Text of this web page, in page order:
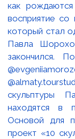
как
восприятие
который стал
Павла
закончился.
скульптуры
находятся в
Основой для
проект «10